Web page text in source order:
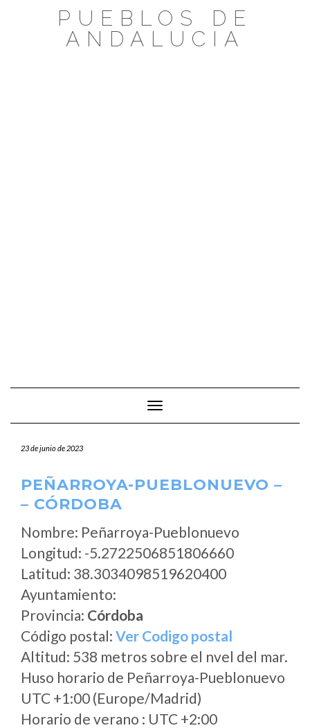
PUEBLOS DE
ANDALUCIA
Cambiar modo de navegación
23 de junio de 2023
PEÑARROYA-PUEBLONUEVO –
– CÓRDOBA
Nombre: Peñarroya-Pueblonuevo
Longitud: -5.2722506851806660
Latitud: 38.3034098519620400
Ayuntamiento:
Provincia: Córdoba
Código postal: Ver Codigo postal
Altitud: 538 metros sobre el nvel del mar.
Huso horario de Peñarroya-Pueblonuevo
UTC +1:00 (Europe/Madrid)
Horario de verano : UTC +2:00